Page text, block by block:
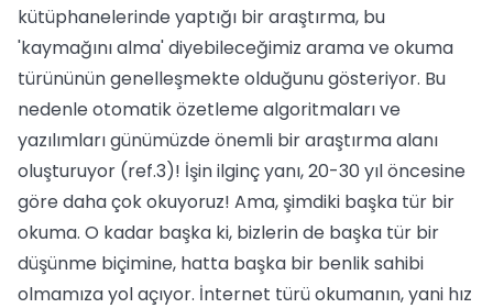
kütüphanelerinde yaptığı bir araştırma, bu
'kaymağını alma' diyebileceğimiz arama ve okuma
türününün genelleşmekte olduğunu gösteriyor. Bu
nedenle otomatik özetleme algoritmaları ve
yazılımları günümüzde önemli bir araştırma alanı
oluşturuyor (ref.3)! İşin ilginç yanı, 20-30 yıl öncesine
göre daha çok okuyoruz! Ama, şimdiki başka tür bir
okuma. O kadar başka ki, bizlerin de başka tür bir
düşünme biçimine, hatta başka bir benlik sahibi
olmamıza yol açıyor. İnternet türü okumanın, yani hız